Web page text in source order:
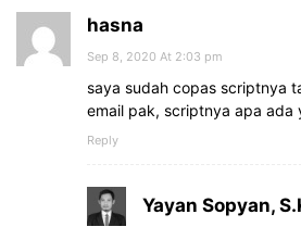
hasna
Sep 8, 2020 At 2:03 pm
saya sudah copas scriptnya
email pak, scriptnya apa ada
Reply
Yayan Sopyan,